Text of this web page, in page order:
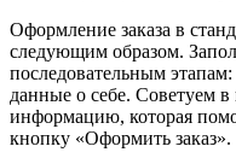
Оформление заказа в
следующим образом.
последовательным
данные о себе. Советуем в
информацию, которая
кнопку «Оформить заказ».